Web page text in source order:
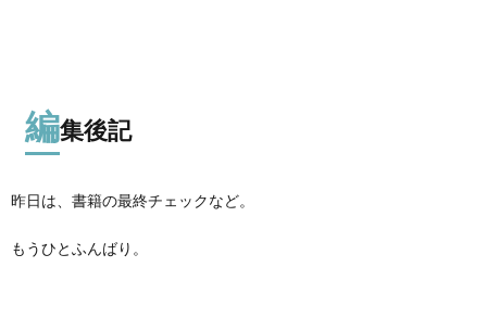
編集後記
昨日は、書籍の最終チェックなど。
もうひとふんばり。